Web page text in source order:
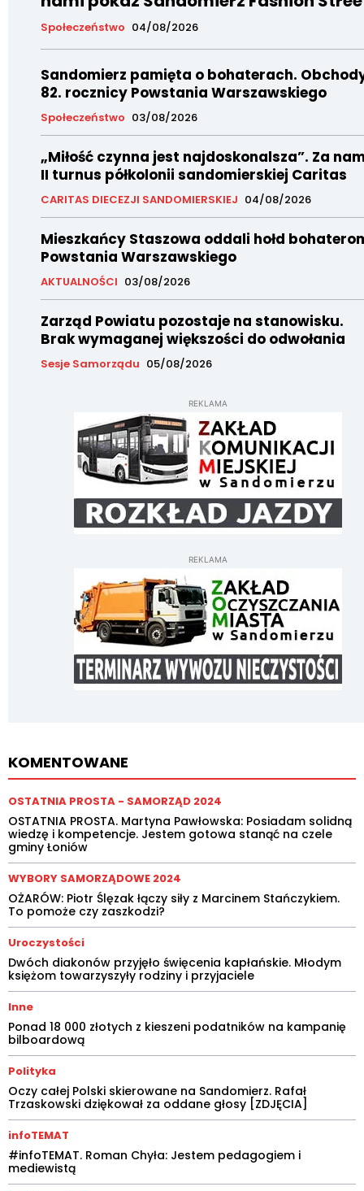
Społeczeństwo 04/08/2026
Sandomierz pamięta o bohaterach.
82. rocznicy Powstania Warszawskiego
Społeczeństwo 03/08/2026
„Miłość czynna jest najdoskonalsza”. Za
II turnus półkolonii sandomierskiej Caritas
CARITAS DIECEZJI SANDOMIERSKIEJ 04/08/2026
Mieszkańcy Staszowa oddali hołd
Powstania Warszawskiego
AKTUALNOŚCI 03/08/2026
Zarząd Powiatu pozostaje na stanowisku.
Brak wymaganej większości do odwołania
Sesje Samorządu 05/08/2026
REKLAMA
REKLAMA
KOMENTOWANE
OSTATNIA PROSTA - SAMORZĄD 2024
OSTATNIA PROSTA. Martyna Pawłowska: Posiadam solidną
wiedzę i kompetencje. Jestem gotowa stanąć na czele
gminy Łoniów
WYBORY SAMORZĄDOWE 2024
OŻARÓW: Piotr Ślęzak łączy siły z Marcinem Stańczykiem.
To pomoże czy zaszkodzi?
Uroczystości
Dwóch diakonów przyjęło święcenia kapłańskie. Młodym
księżom towarzyszyły rodziny i przyjaciele
Inne
Ponad 18 000 złotych z kieszeni podatników na kampanię
bilboardową
Polityka
Oczy całej Polski skierowane na Sandomierz. Rafał
Trzaskowski dziękował za oddane głosy [ZDJĘCIA]
infoTEMAT
#infoTEMAT. Roman Chyła: Jestem pedagogiem i
mediewistą